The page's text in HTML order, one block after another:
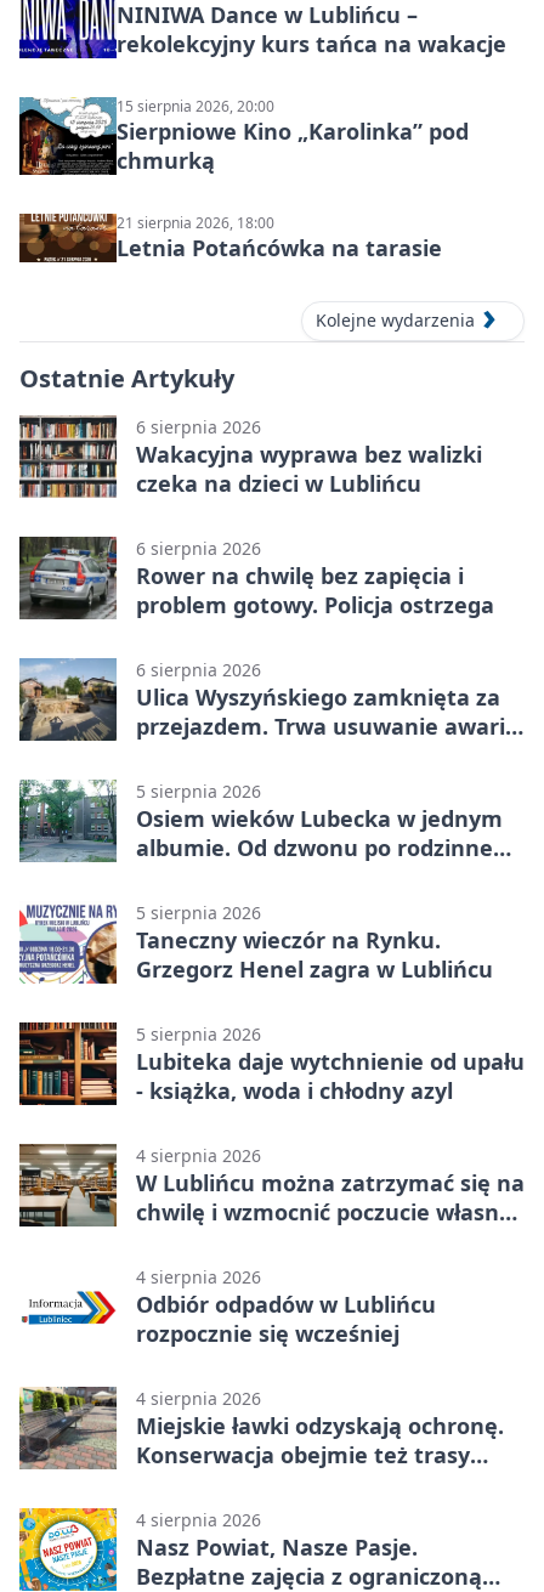
NINIWA Dance w Lublińcu –
rekolekcyjny kurs tańca na wakacje
15 sierpnia 2026, 20:00
Sierpniowe Kino „Karolinka” pod
chmurką
21 sierpnia 2026, 18:00
Letnia Potańcówka na tarasie
Kolejne wydarzenia
Ostatnie Artykuły
6 sierpnia 2026
Wakacyjna wyprawa bez walizki
czeka na dzieci w Lublińcu
6 sierpnia 2026
Rower na chwilę bez zapięcia i
problem gotowy. Policja ostrzega
6 sierpnia 2026
Ulica Wyszyńskiego zamknięta za
przejazdem. Trwa usuwanie awarii
5 sierpnia 2026
Osiem wieków Lubecka w jednym
albumie. Od dzwonu po rodzinne
5 sierpnia 2026
Taneczny wieczór na Rynku.
Grzegorz Henel zagra w Lublińcu
5 sierpnia 2026
Lubiteka daje wytchnienie od upału
- książka, woda i chłodny azyl
4 sierpnia 2026
W Lublińcu można zatrzymać się na
chwilę i wzmocnić poczucie własnej
4 sierpnia 2026
Odbiór odpadów w Lublińcu
rozpocznie się wcześniej
4 sierpnia 2026
Miejskie ławki odzyskają ochronę.
Konserwacja obejmie też trasy
4 sierpnia 2026
Nasz Powiat, Nasze Pasje.
Bezpłatne zajęcia z ograniczoną